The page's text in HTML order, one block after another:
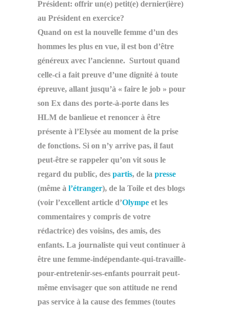
Président: offrir un(e) petit(e) dernier(ière)
au Président en exercice?
Quand on est la nouvelle femme d’un des
hommes les plus en vue, il est bon d’être
généreux avec l’ancienne. Surtout quand
celle-ci a fait preuve d’une dignité à toute
épreuve, allant jusqu’à « faire le job » pour
son Ex dans des porte-à-porte dans les
HLM de banlieue et renoncer à être
présente à l’Elysée au moment de la prise
de fonctions. Si on n’y arrive pas, il faut
peut-être se rappeler qu’on vit sous le
regard du public, des partis, de la presse
(même à l’étranger), de la Toile et des blogs
(voir l’excellent article d’Olympe et les
commentaires y compris de votre
rédactrice) des voisins, des amis, des
enfants. La journaliste qui veut continuer à
être une femme-indépendante-qui-travaille-
pour-entretenir-ses-enfants pourrait peut-
même envisager que son attitude ne rend
pas service à la cause des femmes (toutes